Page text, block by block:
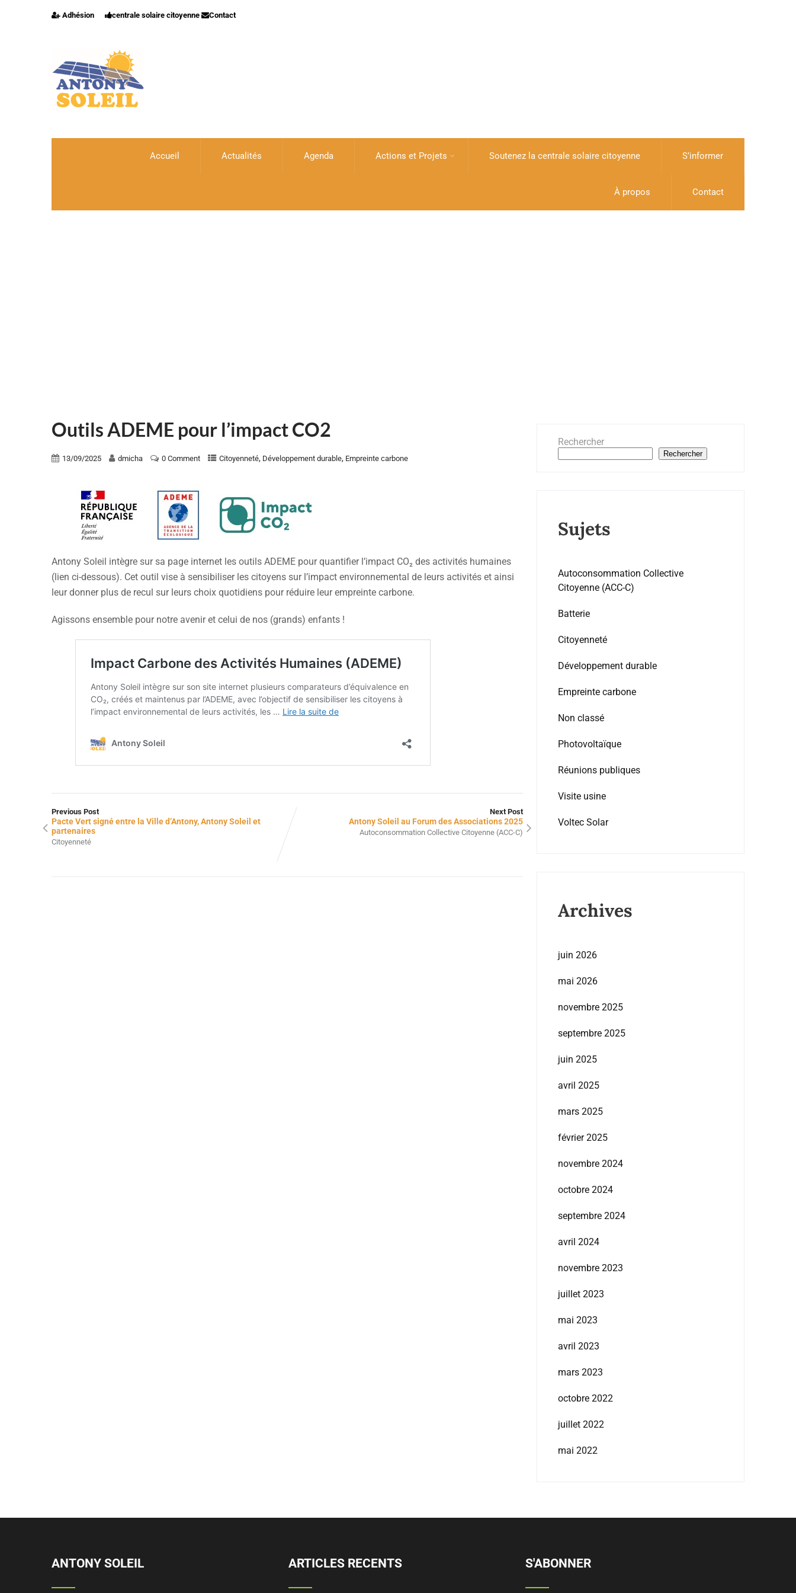
Adhésion centrale solaire citoyenne Contact
Accueil Actualités Agenda Actions et Projets Soutenez la centrale solaire citoyenne S’informer
À propos Contact
Outils ADEME pour l’impact CO2
13/09/2025 dmicha 0 Comment Citoyenneté, Développement durable, Empreinte carbone
Antony Soleil intègre sur sa page internet les outils ADEME pour quantifier l’impact CO₂ des activités humaines
(lien ci-dessous). Cet outil vise à sensibiliser les citoyens sur l’impact environnemental de leurs activités et ainsi
leur donner plus de recul sur leurs choix quotidiens pour réduire leur empreinte carbone.
Agissons ensemble pour notre avenir et celui de nos (grands) enfants !
Previous Post
Pacte Vert signé entre la Ville d’Antony, Antony Soleil et
partenaires
Citoyenneté
Next Post
Antony Soleil au Forum des Associations 2025
Autoconsommation Collective Citoyenne (ACC-C)
Rechercher
Rechercher
Sujets
Autoconsommation Collective
Citoyenne (ACC-C)
Batterie
Citoyenneté
Développement durable
Empreinte carbone
Non classé
Photovoltaïque
Réunions publiques
Visite usine
Voltec Solar
Archives
juin 2026
mai 2026
novembre 2025
septembre 2025
juin 2025
avril 2025
mars 2025
février 2025
novembre 2024
octobre 2024
septembre 2024
avril 2024
novembre 2023
juillet 2023
mai 2023
avril 2023
mars 2023
octobre 2022
juillet 2022
mai 2022
ANTONY SOLEIL ARTICLES RECENTS S'ABONNER